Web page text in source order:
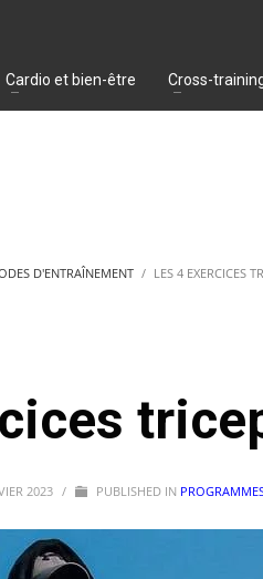
Cardio et bien-être Cross-
D'ENTRAÎNEMENT LES 4 EXERCICES
2023 / PUBLISHED IN